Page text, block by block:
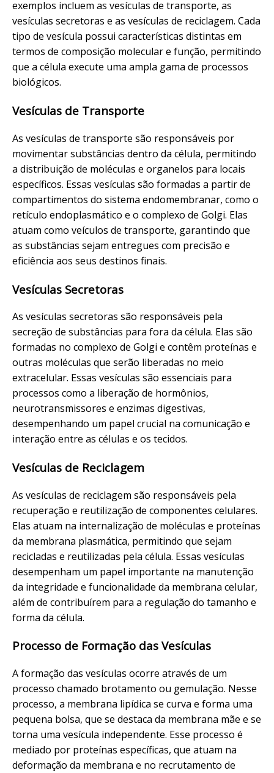
exemplos incluem as vesículas de transporte, as
vesículas secretoras e as vesículas de reciclagem. Cada
tipo de vesícula possui características distintas em
termos de composição molecular e função, permitindo
que a célula execute uma ampla gama de processos
biológicos.
Vesículas de Transporte
As vesículas de transporte são responsáveis por
movimentar substâncias dentro da célula, permitindo
a distribuição de moléculas e organelos para locais
específicos. Essas vesículas são formadas a partir de
compartimentos do sistema endomembranar, como o
retículo endoplasmático e o complexo de Golgi. Elas
atuam como veículos de transporte, garantindo que
as substâncias sejam entregues com precisão e
eficiência aos seus destinos finais.
Vesículas Secretoras
As vesículas secretoras são responsáveis pela
secreção de substâncias para fora da célula. Elas são
formadas no complexo de Golgi e contêm proteínas e
outras moléculas que serão liberadas no meio
extracelular. Essas vesículas são essenciais para
processos como a liberação de hormônios,
neurotransmissores e enzimas digestivas,
desempenhando um papel crucial na comunicação e
interação entre as células e os tecidos.
Vesículas de Reciclagem
As vesículas de reciclagem são responsáveis pela
recuperação e reutilização de componentes celulares.
Elas atuam na internalização de moléculas e proteínas
da membrana plasmática, permitindo que sejam
recicladas e reutilizadas pela célula. Essas vesículas
desempenham um papel importante na manutenção
da integridade e funcionalidade da membrana celular,
além de contribuírem para a regulação do tamanho e
forma da célula.
Processo de Formação das Vesículas
A formação das vesículas ocorre através de um
processo chamado brotamento ou gemulação. Nesse
processo, a membrana lipídica se curva e forma uma
pequena bolsa, que se destaca da membrana mãe e se
torna uma vesícula independente. Esse processo é
mediado por proteínas específicas, que atuam na
deformação da membrana e no recrutamento de